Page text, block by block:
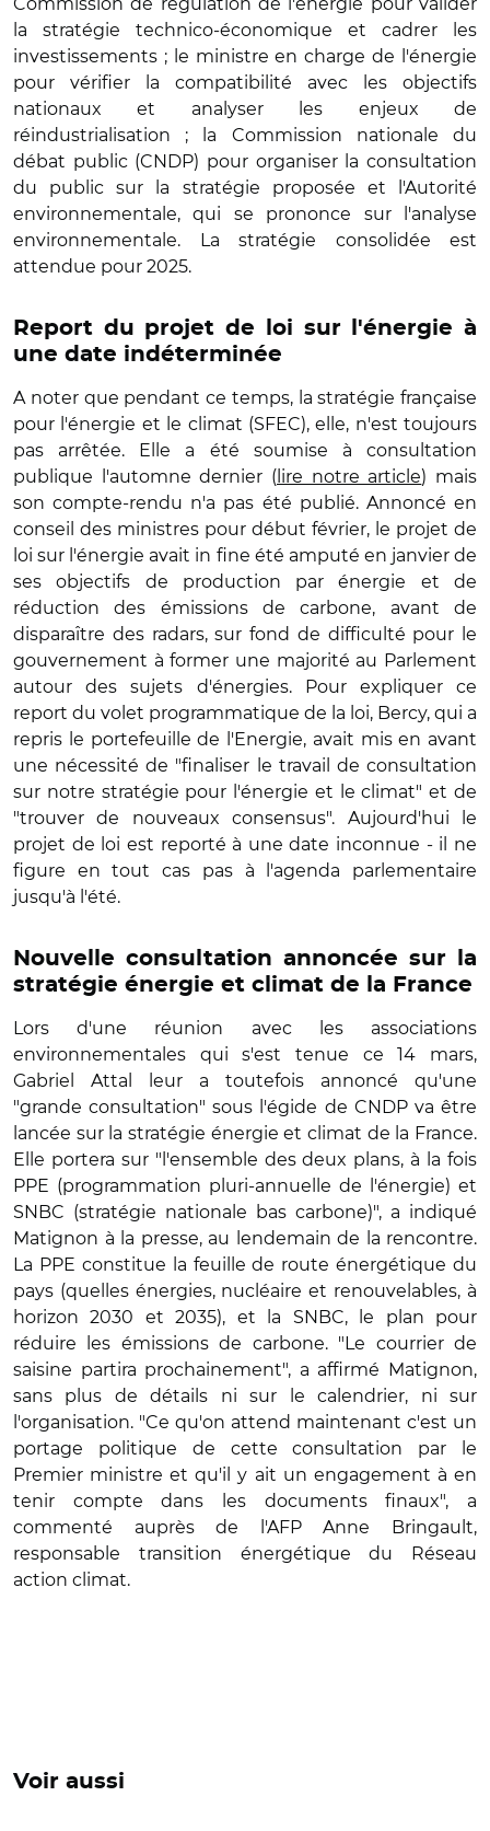
la stratégie technico-économique et cadrer les
investissements ; le ministre en charge de l'énergie
pour vérifier la compatibilité avec les objectifs
nationaux et analyser les enjeux de
réindustrialisation ; la Commission nationale du
débat public (CNDP) pour organiser la consultation
du public sur la stratégie proposée et l'Autorité
environnementale, qui se prononce sur l'analyse
environnementale. La stratégie consolidée est
attendue pour 2025.
Report du projet de loi sur l'énergie à
une date indéterminée
A noter que pendant ce temps, la stratégie française
pour l'énergie et le climat (SFEC), elle, n'est toujours
pas arrêtée. Elle a été soumise à consultation
publique l'automne dernier ( lire notre article) mais
son compte-rendu n'a pas été publié. Annoncé en
conseil des ministres pour début février, le projet de
loi sur l'énergie avait in fine été amputé en janvier de
ses objectifs de production par énergie et de
réduction des émissions de carbone, avant de
disparaître des radars, sur fond de difficulté pour le
gouvernement à former une majorité au Parlement
autour des sujets d'énergies. Pour expliquer ce
report du volet programmatique de la loi, Bercy, qui a
repris le portefeuille de l'Energie, avait mis en avant
une nécessité de "finaliser le travail de consultation
sur notre stratégie pour l'énergie et le climat" et de
"trouver de nouveaux consensus". Aujourd'hui le
projet de loi est reporté à une date inconnue - il ne
figure en tout cas pas à l'agenda parlementaire
jusqu'à l'été.
Nouvelle consultation annoncée sur la
stratégie énergie et climat de la France
Lors d'une réunion avec les associations
environnementales qui s'est tenue ce 14 mars,
Gabriel Attal leur a toutefois annoncé qu'une
"grande consultation" sous l'égide de CNDP va être
lancée sur la stratégie énergie et climat de la France.
Elle portera sur "l'ensemble des deux plans, à la fois
PPE (programmation pluri-annuelle de l'énergie) et
SNBC (stratégie nationale bas carbone)", a indiqué
Matignon à la presse, au lendemain de la rencontre.
La PPE constitue la feuille de route énergétique du
pays (quelles énergies, nucléaire et renouvelables, à
horizon 2030 et 2035), et la SNBC, le plan pour
réduire les émissions de carbone. "Le courrier de
saisine partira prochainement", a affirmé Matignon,
sans plus de détails ni sur le calendrier, ni sur
l'organisation. "Ce qu'on attend maintenant c'est un
portage politique de cette consultation par le
Premier ministre et qu'il y ait un engagement à en
tenir compte dans les documents finaux", a
commenté auprès de l'AFP Anne Bringault,
responsable transition énergétique du Réseau
action climat.
Voir aussi